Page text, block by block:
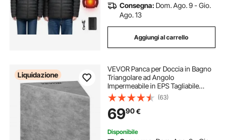
Consegna: Dom. Ago. 9 - Gio.
Ago. 13
Aggiungi al carrello
Liquidazione
VEVOR Panca per Doccia in Bagno
Triangolare ad Angolo
Impermeabile in EPS Tagliabile
Capacità di Carico Max. 200 kg,
Panca per Doccia Sauna Bagno
Triangolare Struttura in EPS
Rinforzata Altezza 50 cm
(63)
6990€
Disponibile